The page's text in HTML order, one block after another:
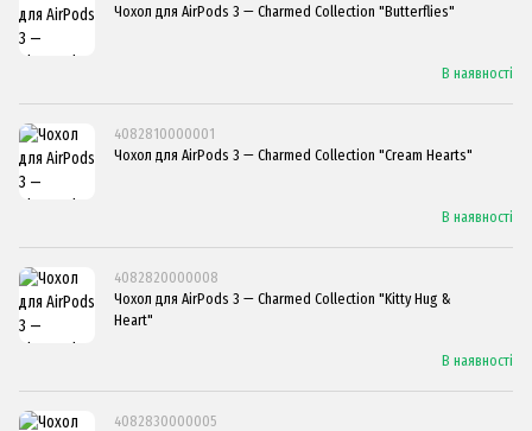
Чохол для AirPods 3 — Charmed Collection "Butterflies"
В наявності
4082810000001
Чохол для AirPods 3 — Charmed Collection "Cream Hearts"
В наявності
4082820000008
Чохол для AirPods 3 — Charmed Collection "Kitty Hug &
Heart"
В наявності
4082830000005